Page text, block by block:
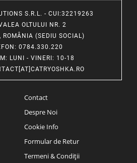
S.R.L. - CUI:32219263
OLTULUI NR. 2
ROMÂNIA (SEDIU SOCIAL)
: 0784.330.220
: LUNI - VINERI: 10-18
Contact
Despre Noi
Cookie Info
Formular de Retur
Termeni & Condiții